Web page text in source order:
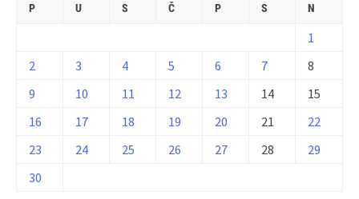
P U S Č P S N
1
2
3 4 5 6 7
8
9
10 11 12 13 14
15
16
17 18 19 20 21
22
23
24 25 26 27 28
29
30